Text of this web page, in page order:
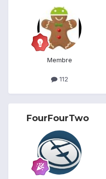
Membre
112
FourFourTwo